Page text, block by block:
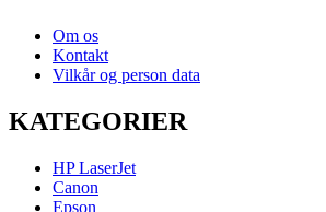
Om os
Kontakt
Vilkår og person data
KATEGORIER
HP LaserJet
Canon
Epson